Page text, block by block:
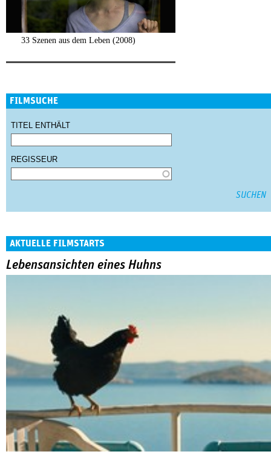
33 Szenen aus dem Leben (2008)
FILMSUCHE
TITEL ENTHÄLT
REGISSEUR
AKTUELLE FILMSTARTS
Lebensansichten eines Huhns